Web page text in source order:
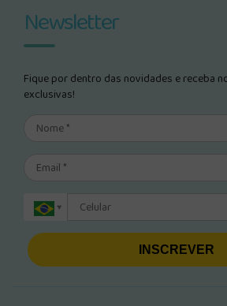
Newsletter
Fique por dentro das novidades e receba
exclusivas!
INSCREVER